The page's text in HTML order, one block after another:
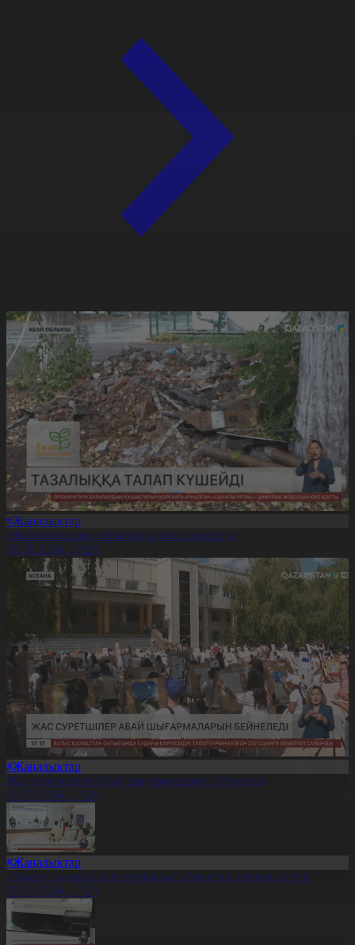
#Жаңалықтар
Абай облысында тазалыққа талап күшейді
06.08.2026, 17:26
#Жаңалықтар
Жас суретшілер Абай шығармаларын бейнеледі
06.08.2026, 17:26
#Жаңалықтар
«Sarap» сарапшылар клубының аймақтық отырысы өтті
06.08.2026, 17:23